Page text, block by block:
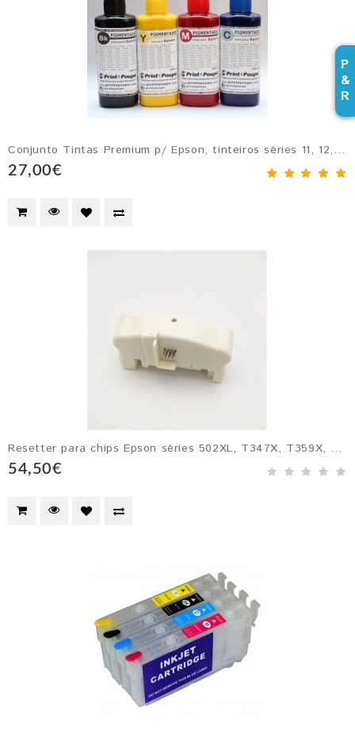
Conjunto Tintas Premium p/ Epson, tinteiros séries 11, 12, 13, 16, 27, 34, 35 (Preto, Magenta, Amarelo e Ciano) pigmentado. 4 x 100 ml
27,00€
Resetter para chips Epson séries 502XL, T347X, T359X, T02G, 202XL, T379X, T378X e 603
54,50€
P
&
R